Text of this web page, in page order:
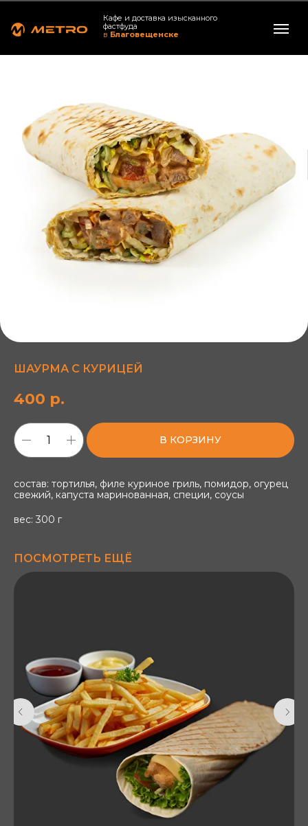
Кафе и доставка изысканного
фастфуда
в Благовещенске
ШАУРМА С КУРИЦЕЙ
400 р.
В КОРЗИНУ
состав: тортилья, филе куриное гриль, помидор, огурец
свежий, капуста маринованная, специи, соусы
вес: 300 г
ПОСМОТРЕТЬ ЕЩЁ